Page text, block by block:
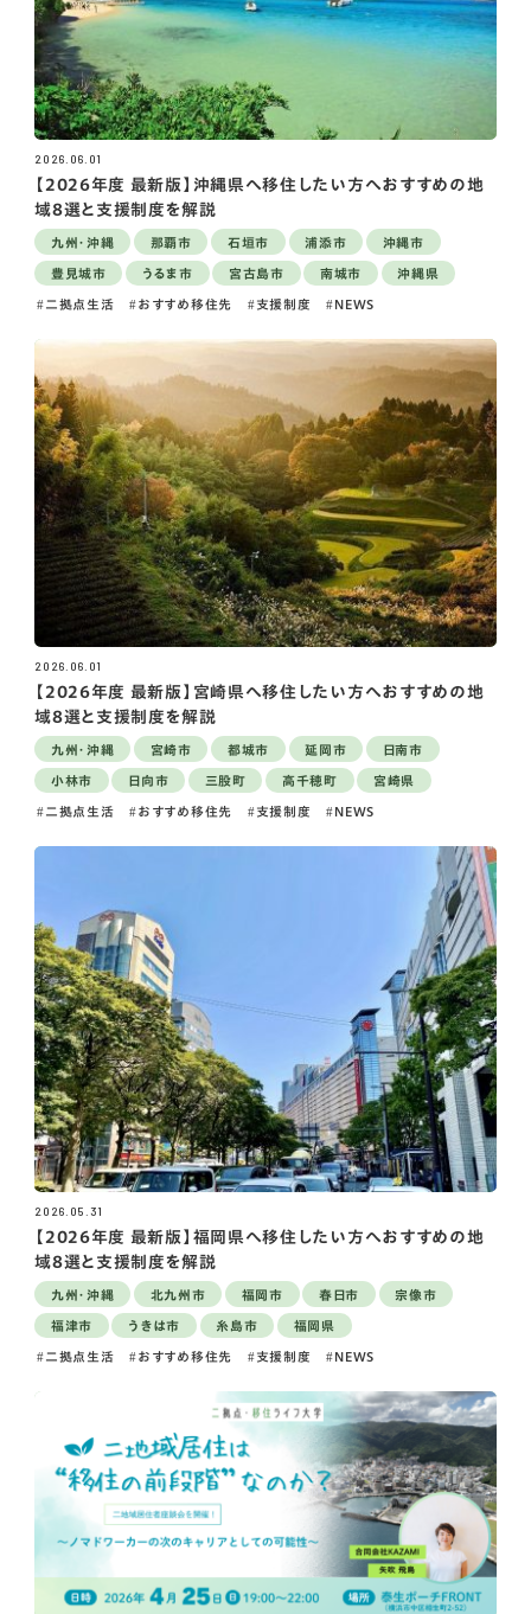
2026.06.01
【2026年度 最新版】沖縄県へ移住したい方へおすすめの地
域8選と支援制度を解説
九州・沖縄 那覇市 石垣市 浦添市 沖縄市
豊見城市 うるま市 宮古島市 南城市 沖縄県
二拠点生活 おすすめ移住先 支援制度 NEWS
2026.06.01
【2026年度 最新版】宮崎県へ移住したい方へおすすめの地
域8選と支援制度を解説
九州・沖縄 宮崎市 都城市 延岡市 日南市
小林市 日向市 三股町 高千穂町 宮崎県
二拠点生活 おすすめ移住先 支援制度 NEWS
2026.05.31
【2026年度 最新版】福岡県へ移住したい方へおすすめの地
域8選と支援制度を解説
九州・沖縄 北九州市 福岡市 春日市 宗像市
福津市 うきは市 糸島市 福岡県
二拠点生活 おすすめ移住先 支援制度 NEWS